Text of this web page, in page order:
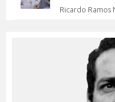
Ricardo Ramos